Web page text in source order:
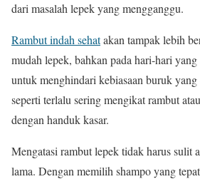
dari masalah lepek yang mengganggu.
Rambut indah sehatakan tampak lebih
mudah lepek, bahkan pada hari-hari
untuk menghindari kebiasaan buruk yang
seperti terlalu sering mengikat rambut
dengan handuk kasar.
Mengatasi rambut lepek tidak harus sulit
lama. Dengan memilih shampo yang